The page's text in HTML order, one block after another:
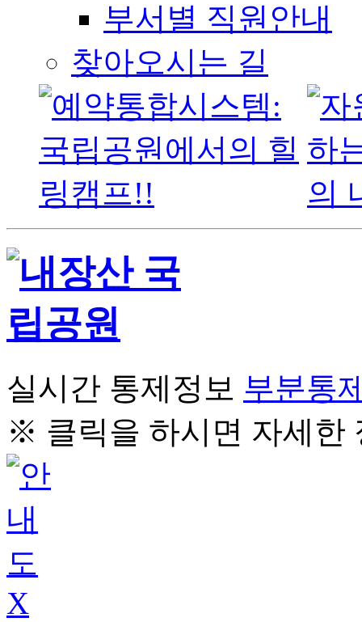
부서별 직원안내
찾아오시는 길
실시간 통제정보 부분통
※ 클릭을 하시면 자세한
X